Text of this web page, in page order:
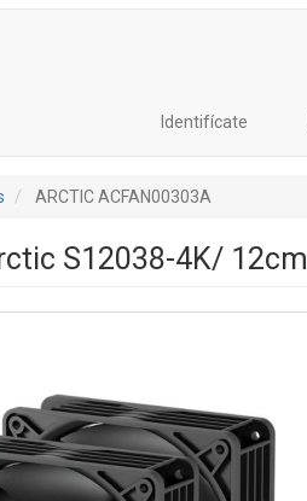
Identifícate
ARCTIC ACFAN00303A
S12038-4K/ 12cm